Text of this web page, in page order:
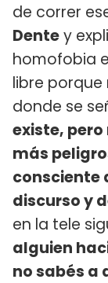
de correr
Dentey
homofobia
libre
donde se
existe, pero
más
consciente
discurso y
en la tele
alguien
no sabés a